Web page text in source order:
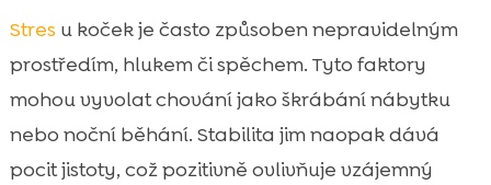
Stres u koček je často způsoben nepravidelným
prostředím, hlukem či spěchem. Tyto faktory
mohou vyvolat chování jako škrábání nábytku
nebo noční běhání. Stabilita jim naopak dává
pocit jistoty, což pozitivně ovlivňuje vzájemný